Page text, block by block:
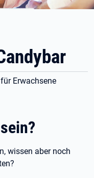
Erwachsene
wissen aber noch